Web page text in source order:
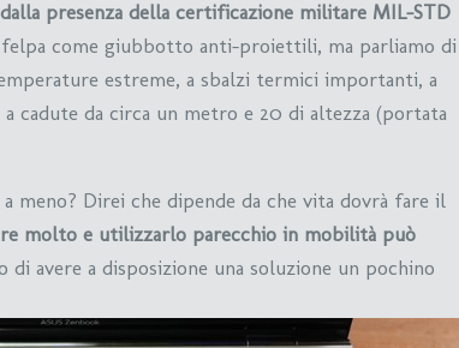
presenza della certificazione militare MIL-STD
come giubbotto anti-proiettili, ma parliamo di
estreme, a sbalzi termici importanti, a
cadute da circa un metro e 20 di altezza (portata
meno? Direi che dipende da che vita dovrà fare il
molto e utilizzarlo parecchio in mobilità può
di avere a disposizione una soluzione un pochino